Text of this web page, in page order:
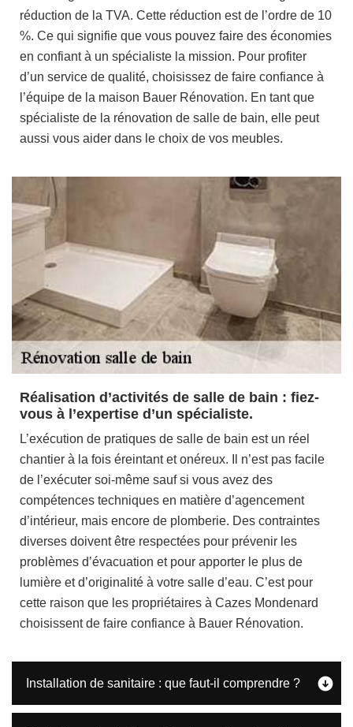
réduction de la TVA. Cette réduction est de l’ordre de 10
%. Ce qui signifie que vous pouvez faire des économies
en confiant à un spécialiste la mission. Pour profiter
d’un service de qualité, choisissez de faire confiance à
l’équipe de la maison Bauer Rénovation. En tant que
spécialiste de la rénovation de salle de bain, elle peut
aussi vous aider dans le choix de vos meubles.
Réalisation d’activités de salle de bain : fiez-
vous à l’expertise d’un spécialiste.
L’exécution de pratiques de salle de bain est un réel
chantier à la fois éreintant et onéreux. Il n’est pas facile
de l’exécuter soi-même sauf si vous avez des
compétences techniques en matière d’agencement
d’intérieur, mais encore de plomberie. Des contraintes
diverses doivent être respectées pour prévenir les
problèmes d’évacuation et pour apporter le plus de
lumière et d’originalité à votre salle d’eau. C’est pour
cette raison que les propriétaires à Cazes Mondenard
choisissent de faire confiance à Bauer Rénovation.
Installation de sanitaire : que faut-il comprendre ?